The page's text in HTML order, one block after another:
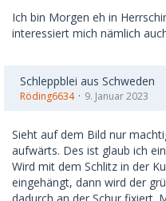
Ich bin Morgen eh in
interessiert mich nämlich
Schleppblei aus Schweden
Röding6634 9. Januar 2023
Sieht auf dem Bild nur
aufwärts. Des ist glaub ich
Wird mit dem Schlitz in der
eingehängt, dann wird der